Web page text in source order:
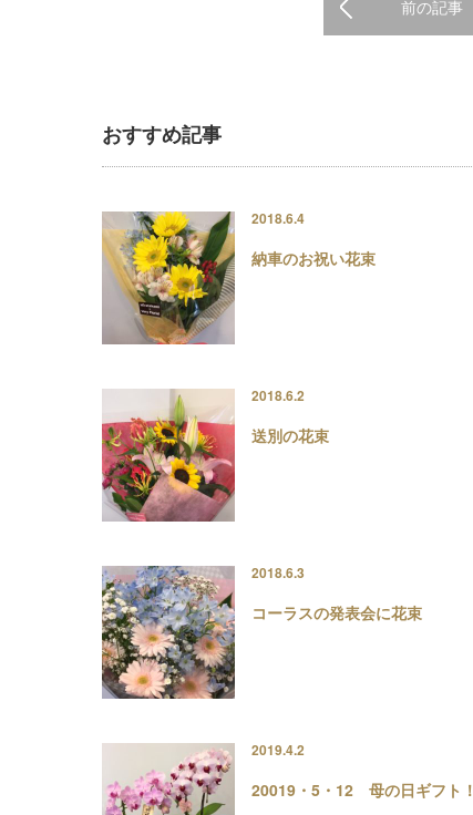
前の記事
おすすめ記事
2018.6.4
納車のお祝い花束
2018.6.2
送別の花束
2018.6.3
コーラスの発表会に花束
2019.4.2
20019・5・12 母の日ギフト！